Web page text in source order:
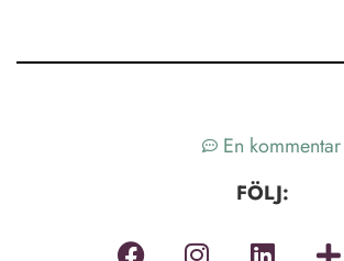
En kommentar
FÖLJ: